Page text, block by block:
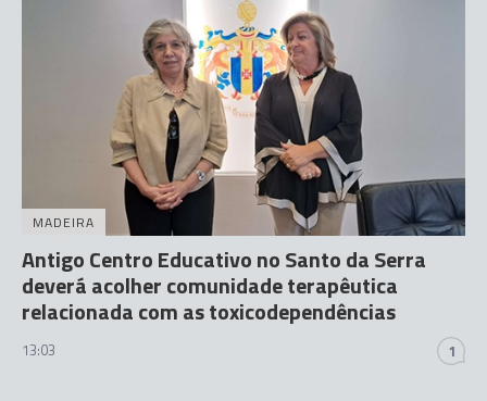
MADEIRA
Antigo Centro Educativo no Santo da Serra
deverá acolher comunidade terapêutica
relacionada com as toxicodependências
13:03 1